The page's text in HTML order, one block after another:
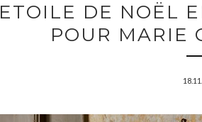
ETOILE DE NOËL
POUR MARIE